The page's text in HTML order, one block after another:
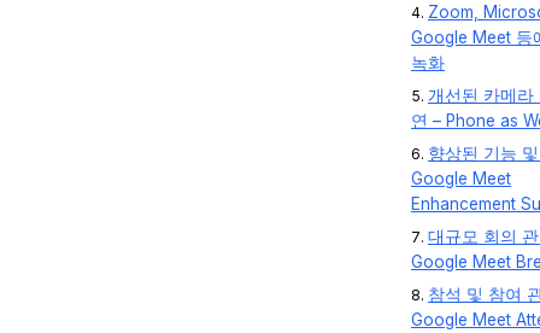
Zoom,
Google Meet 등
녹화
개선된 카메라
연 – Phone as
향상된 기능
Google Meet
Enhancement
대규모 회의
Google Meet
참석 및 참여
Google Meet